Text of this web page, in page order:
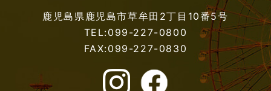
鹿児島県鹿児島市草牟田2丁目10番5号
TEL:099-227-0800
FAX:099-227-0830